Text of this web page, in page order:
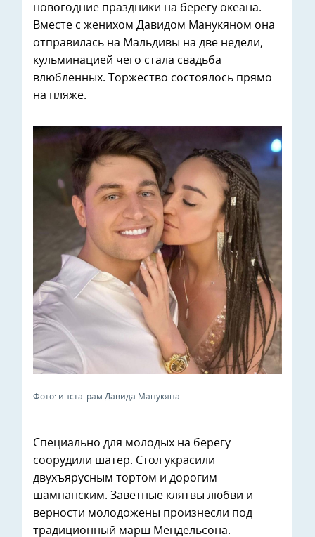
новогодние праздники на берегу океана.
Вместе с женихом Давидом Манукяном она
отправилась на Мальдивы на две недели,
кульминацией чего стала свадьба
влюбленных. Торжество состоялось прямо
на пляже.
Фото: инстаграм Давида Манукяна
Специально для молодых на берегу
соорудили шатер. Стол украсили
двухъярусным тортом и дорогим
шампанским. Заветные клятвы любви и
верности молодожены произнесли под
традиционный марш Мендельсона.